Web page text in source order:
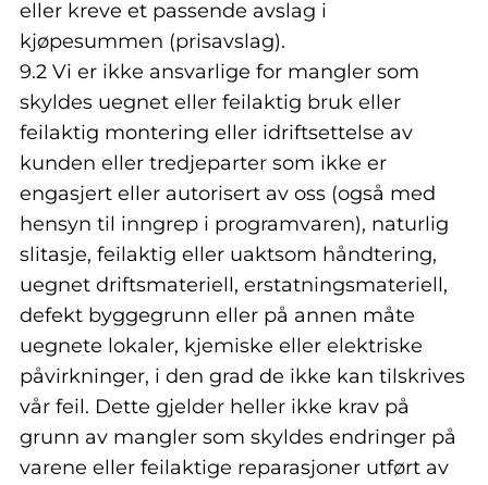
eller kreve et passende avslag i
kjøpesummen (prisavslag).
9.2 Vi er ikke ansvarlige for mangler som
skyldes uegnet eller feilaktig bruk eller
feilaktig montering eller idriftsettelse av
kunden eller tredjeparter som ikke er
engasjert eller autorisert av oss (også med
hensyn til inngrep i programvaren), naturlig
slitasje, feilaktig eller uaktsom håndtering,
uegnet driftsmateriell, erstatningsmateriell,
defekt byggegrunn eller på annen måte
uegnete lokaler, kjemiske eller elektriske
påvirkninger, i den grad de ikke kan tilskrives
vår feil. Dette gjelder heller ikke krav på
grunn av mangler som skyldes endringer på
varene eller feilaktige reparasjoner utført av